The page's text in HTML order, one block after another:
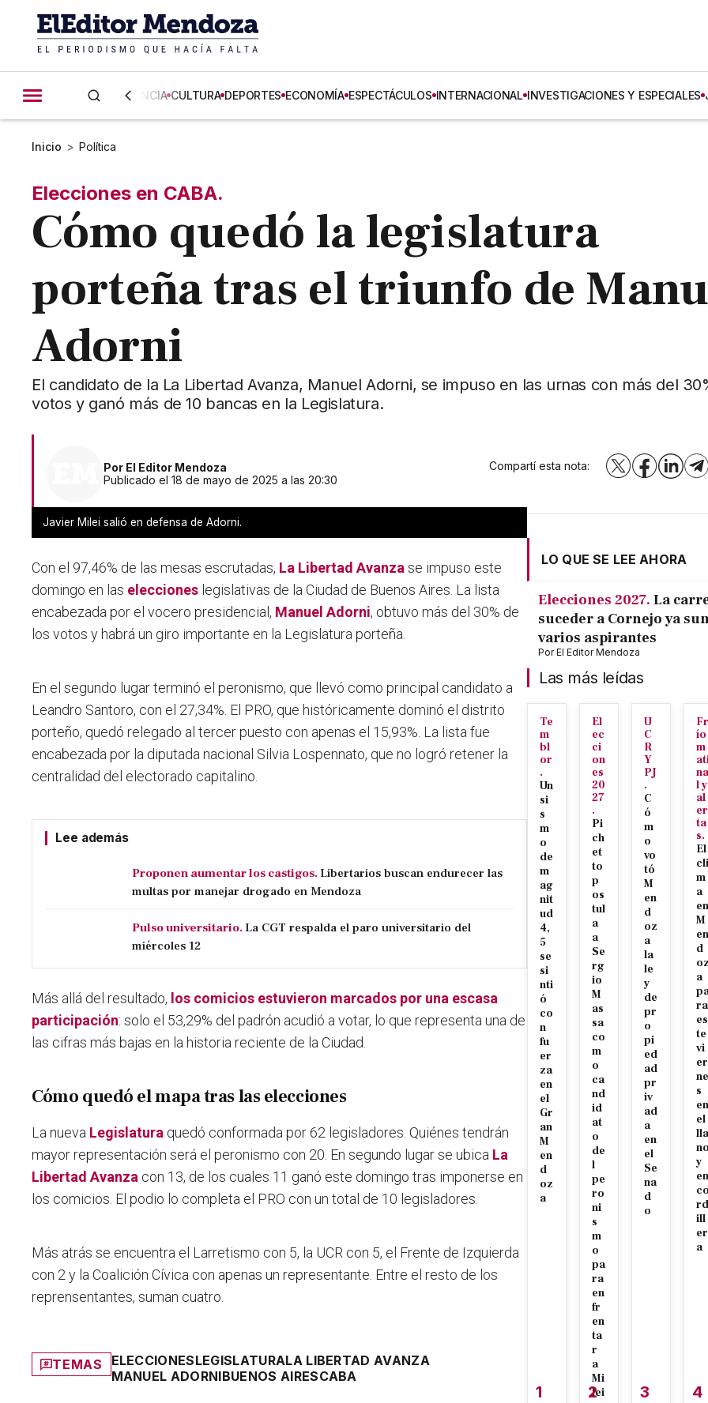
CIENCIA CULTURA DEPORTES ECONOMÍA ESPECTÁCULOS INTERNACIONAL INVESTIGACIONES Y ESPECIALES
Inicio > Política
Elecciones en CABA.
Cómo quedó la legislatura
porteña tras el triunfo de
Adorni
El candidato de la La Libertad Avanza, Manuel Adorni, se impuso en las urnas con más del
votos y ganó más de 10 bancas en la Legislatura.
Por El Editor Mendoza
Publicado el 18 de mayo de 2025 a las 20:30
Compartí esta nota: X Facebook
Javier Milei salió en defensa de Adorni.
Con el 97,46% de las mesas escrutadas, La Libertad Avanza se impuso este
domingo en las elecciones legislativas de la Ciudad de Buenos Aires. La lista
encabezada por el vocero presidencial, Manuel Adorni, obtuvo más del 30% de
los votos y habrá un giro importante en la Legislatura porteña.
En el segundo lugar terminó el peronismo, que llevó como principal candidato a
Leandro Santoro, con el 27,34% . El PRO, que históricamente dominó el distrito
porteño, quedó relegado al tercer puesto con apenas el 15,93%. La lista fue
encabezada por la diputada nacional Silvia Lospennato, que no logró retener la
centralidad del electorado capitalino.
Lee además
Proponen aumentar los castigos. Libertarios buscan endurecer las
multas por manejar drogado en Mendoza
Pulso universitario. La CGT respalda el paro universitario del
miércoles 12
Más allá del resultado, los comicios estuvieron marcados por una escasa
participación: solo el 53,29% del padrón acudió a votar, lo que representa una de
las cifras más bajas en la historia reciente de la Ciudad.
Cómo quedó el mapa tras las elecciones
La nueva Legislatura quedó conformada por 62 legisladores.Quiénes tendrán
mayor representación será el peronismo con 20 . En segundo lugar se ubica La
Libertad Avanza con 13, de los cuales 11 ganó este domingo tras imponerse en
los comicios. El podio lo completa el PRO con un total de 10 legisladores.
Más atrás se encuentra el Larretismo con 5, la UCR con 5, el Frente de Izquierda
con 2 y la Coalición Cívica con apenas un representante. Entre el resto de los
reprensentantes, suman cuatro.
TEMAS ELECCIONESLEGISLATURALA LIBERTAD AVANZA
MANUEL ADORNIBUENOS AIRESCABA
LO QUE SE LEE AHORA
Elecciones 2027. La
suceder a Cornejo ya
varios aspirantes
PorEl Editor Mendoza
Las más leídas
Te
m
bl
or
.
Un
si
s
m
o
de
m
ag
nit
ud
4,
5
se
si
nti
ó
co
n
fu
er
za
en
el
Gr
an
M
en
d
oz
a
1
El
ec
ci
on
es
20
27
.
Pi
ch
et
to
p
os
tul
a
a
Se
rg
io
M
as
sa
co
m
o
ca
nd
id
at
o
de
l
pe
ro
ni
s
m
o
pa
ra
en
fr
en
ta
r
a
Mi
lei
2
U
C
R
Y
PJ
.
C
ó
m
o
vo
tó
M
en
d
oz
a
la
le
y
de
pr
o
pi
ed
ad
pr
iv
ad
a
en
el
Se
na
d
o
3
Fr
ío
m
na
l y
al
er
ta
s.
El
cli
m
a
en
M
en
d
oz
a
ra
es
te
vi
er
ne
s
en
el
lla
no
y
en
co
rd
ill
er
a
4